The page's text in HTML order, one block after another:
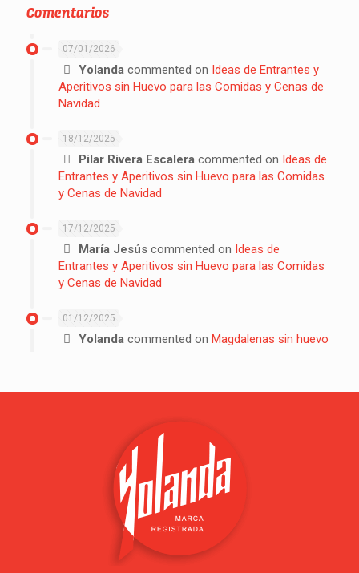
Comentarios
07/01/2026
Yolanda commented on Ideas de Entrantes y
Aperitivos sin Huevo para las Comidas y Cenas de
Navidad
18/12/2025
Pilar Rivera Escalera commented on Ideas de
Entrantes y Aperitivos sin Huevo para las Comidas
y Cenas de Navidad
17/12/2025
María Jesús commented on Ideas de
Entrantes y Aperitivos sin Huevo para las Comidas
y Cenas de Navidad
01/12/2025
Yolanda commented on Magdalenas sin huevo